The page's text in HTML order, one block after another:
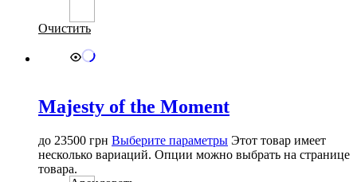
Очистить
Majesty of the Moment
до 23500 грн Выберите параметры Этот товар имеет
несколько вариаций. Опции можно выбрать на странице
товара.